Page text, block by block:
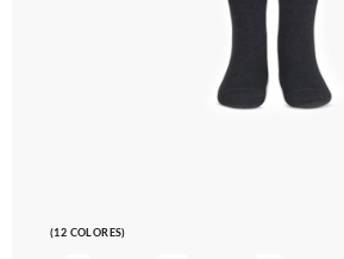
(12 COLORES)